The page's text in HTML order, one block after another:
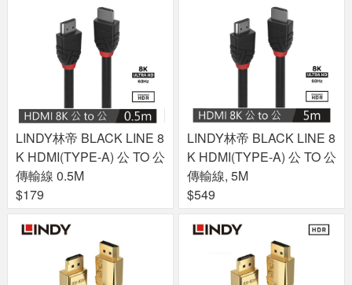
LINDY林帝 BLACK LINE 8
K HDMI(TYPE-A) 公 TO 公
傳輸線 0.5M
$179
LINDY林帝 BLACK LINE 8
K HDMI(TYPE-A) 公 TO 公
傳輸線, 5M
$549